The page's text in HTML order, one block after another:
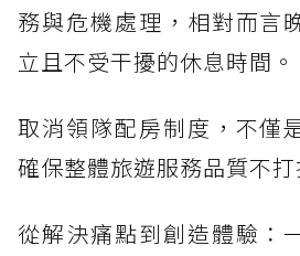
務與危機處理，相對而言
立且不受干擾的休息時間。
取消領隊配房制度，不僅
確保整體旅遊服務品質不打
從解決痛點到創造體驗：